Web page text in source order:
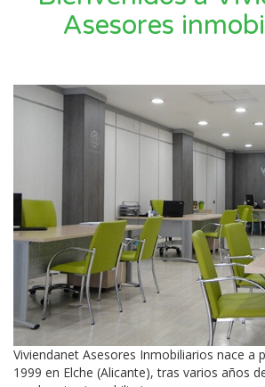
Asesores
Viviendanet Asesores Inmobiliarios nace a
1999 en Elche (Alicante), tras varios años